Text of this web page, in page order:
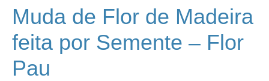
Muda de Flor de Madeira
feita por Semente – Flor
Pau